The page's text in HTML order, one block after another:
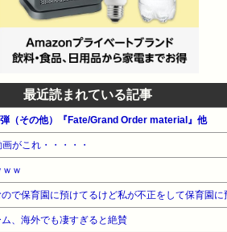
最近読まれている記事
（その他）『Fate/Grand Order material』他
がこれ・・・・・
ｗ
、海外でも凄すぎると絶賛